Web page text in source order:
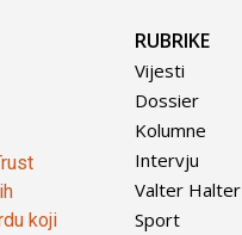
koji
RUBRIKE
Vijesti
Dossier
Kolumne
Intervju
Valter Halter
Sport